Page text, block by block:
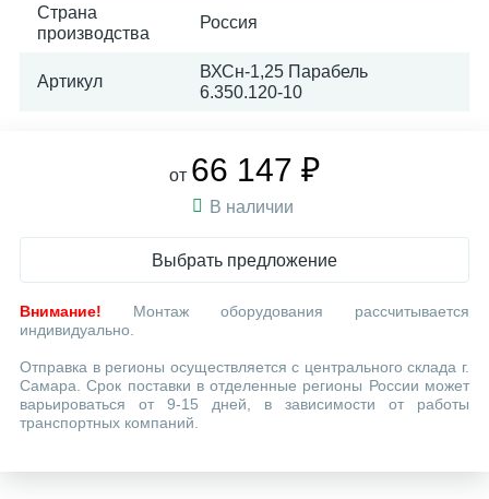
Страна
производства
Россия
Артикул
ВХСн-1,25 Парабель
6.350.120-10
от 66 147 ₽
В наличии
Выбрать предложение
Внимание! Монтаж оборудования рассчитывается
индивидуально.
Отправка в регионы осуществляется с центрального склада г.
Самара. Срок поставки в отделенные регионы России может
варьироваться от 9-15 дней, в зависимости от работы
транспортных компаний.